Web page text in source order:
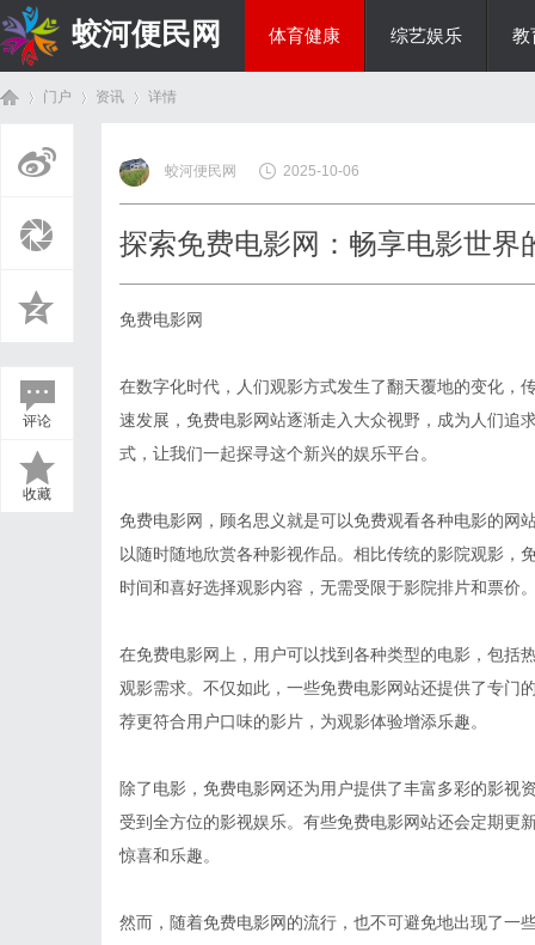
蛟河便民网 体育健康 综艺娱乐 教
门户 资讯
›
详情
评论
收藏
蛟河便民网 2025-10-06
探索免费电影网：畅享电影世界
免费电影网
在数字化时代，人们观影方式发生了翻天覆地的变化，
速发展，免费电影网站逐渐走入大众视野，成为人们追
式，让我们一起探寻这个新兴的娱乐平台。
免费电影网，顾名思义就是可以免费观看各种电影的网
以随时随地欣赏各种影视作品。相比传统的影院观影，
时间和喜好选择观影内容，无需受限于影院排片和票价
在免费电影网上，用户可以找到各种类型的电影，包括
观影需求。不仅如此，一些免费电影网站还提供了专门
荐更符合用户口味的影片，为观影体验增添乐趣。
除了电影，免费电影网还为用户提供了丰富多彩的影视
受到全方位的影视娱乐。有些免费电影网站还会定期更
惊喜和乐趣。
然而，随着免费电影网的流行，也不可避免地出现了一